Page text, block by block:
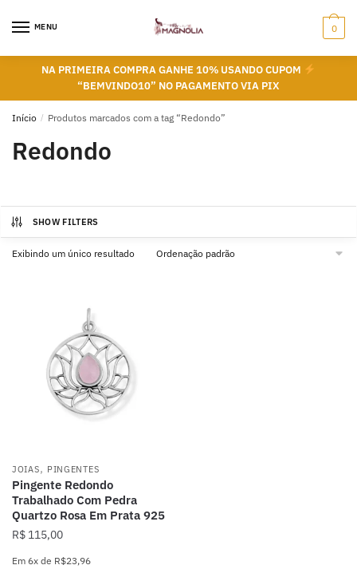
MENU 0
NA PRIMEIRA COMPRA GANHE 10% USANDO CUPOM
“BEMVINDO10” NO PAGAMENTO VIA PIX
Início / Produtos marcados com a tag “Redondo”
Redondo
SHOW FILTERS
Exibindo um único resultado
JOIAS, PINGENTES
Pingente Redondo
Trabalhado Com Pedra
Quartzo Rosa Em Prata 925
R$ 115,00
Em 6x de R$23,96